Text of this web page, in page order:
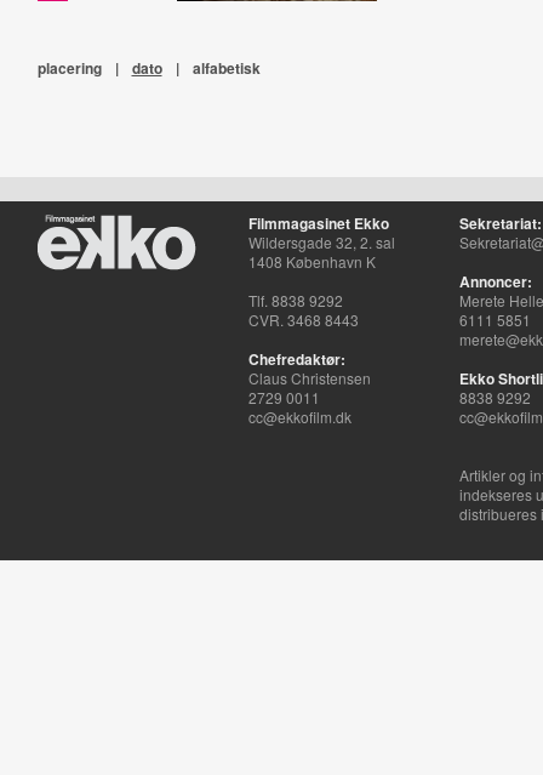
placering | dato | alfabetisk
Filmmagasinet Ekko
Wildersgade 32, 2. sal
1408 København K
Tlf. 8838 9292
CVR. 3468 8443
Chefredaktør:
Claus Christensen
2729 0011
cc@ekkofilm.dk
Sekretariat:
Annoncer:
Merete
6111 5851
Ekko
8838 9292
Artikler og
indekseres
distribueres